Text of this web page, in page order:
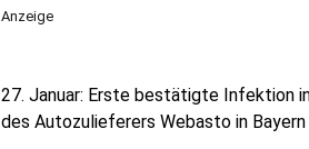
Anzeige
27. Januar: Erste bestätigte Infektion
des Autozulieferers Webasto in Bayern